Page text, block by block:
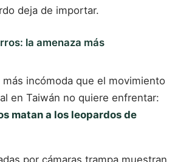
deja de importar.
la amenaza más
más incómoda que el movimiento
en Taiwán no quiere enfrentar:
matan a los leopardos de